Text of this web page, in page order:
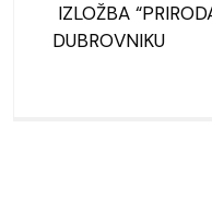
IZLOŽBA
DUBROVNIKU